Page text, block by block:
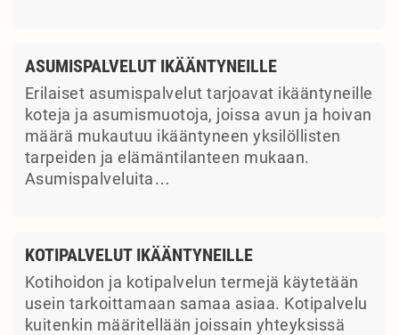
ASUMISPALVELUT IKÄÄNTYNEILLE
Erilaiset asumispalvelut tarjoavat ikääntyneille
koteja ja asumismuotoja, joissa avun ja hoivan
määrä mukautuu ikääntyneen yksilöllisten
tarpeiden ja elämäntilanteen mukaan.
Asumispalveluita…
KOTIPALVELUT IKÄÄNTYNEILLE
Kotihoidon ja kotipalvelun termejä käytetään
usein tarkoittamaan samaa asiaa. Kotipalvelu
kuitenkin määritellään joissain yhteyksissä